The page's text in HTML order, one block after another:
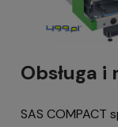
Obsługa i
SAS COMPACT